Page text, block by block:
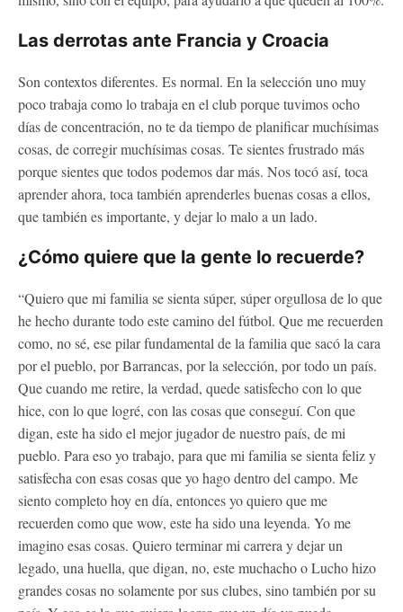
Las derrotas ante Francia y Croacia
Son contextos diferentes. Es normal. En la selección uno muy
poco trabaja como lo trabaja en el club porque tuvimos ocho
días de concentración, no te da tiempo de planificar muchísimas
cosas, de corregir muchísimas cosas. Te sientes frustrado más
porque sientes que todos podemos dar más. Nos tocó así, toca
aprender ahora, toca también aprenderles buenas cosas a ellos,
que también es importante, y dejar lo malo a un lado.
¿Cómo quiere que la gente lo recuerde?
“Quiero que mi familia se sienta súper, súper orgullosa de lo que
he hecho durante todo este camino del fútbol. Que me recuerden
como, no sé, ese pilar fundamental de la familia que sacó la cara
por el pueblo, por Barrancas, por la selección, por todo un país.
Que cuando me retire, la verdad, quede satisfecho con lo que
hice, con lo que logré, con las cosas que conseguí. Con que
digan, este ha sido el mejor jugador de nuestro país, de mi
pueblo. Para eso yo trabajo, para que mi familia se sienta feliz y
satisfecha con esas cosas que yo hago dentro del campo. Me
siento completo hoy en día, entonces yo quiero que me
recuerden como que wow, este ha sido una leyenda. Yo me
imagino esas cosas. Quiero terminar mi carrera y dejar un
legado, una huella, que digan, no, este muchacho o Lucho hizo
grandes cosas no solamente por sus clubes, sino también por su